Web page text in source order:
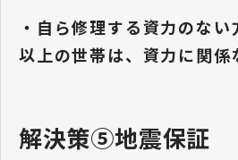
・自ら修理する資力のな
以上の世帯は、資力に関係
解決策⑤地震保証